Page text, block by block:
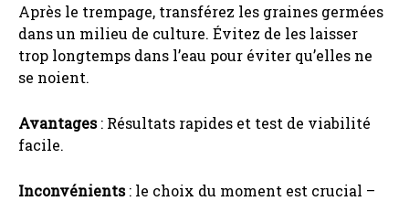
Après le trempage, transférez les graines germées
dans un milieu de culture. Évitez de les laisser
trop longtemps dans l’eau pour éviter qu’elles ne
se noient.
Avantages: Résultats rapides et test de viabilité
facile.
Inconvénients: le choix du moment est crucial –